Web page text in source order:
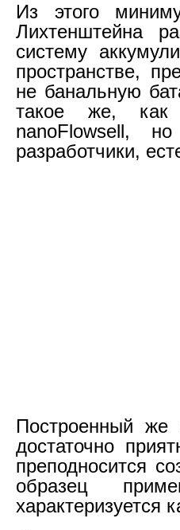
Из этого
Лихтенштейна
систему
пространстве,
не банальную
такое же, как
nanoFlowsell,
разработчики,
Построенный же
достаточно
преподносится
образец
характеризуется